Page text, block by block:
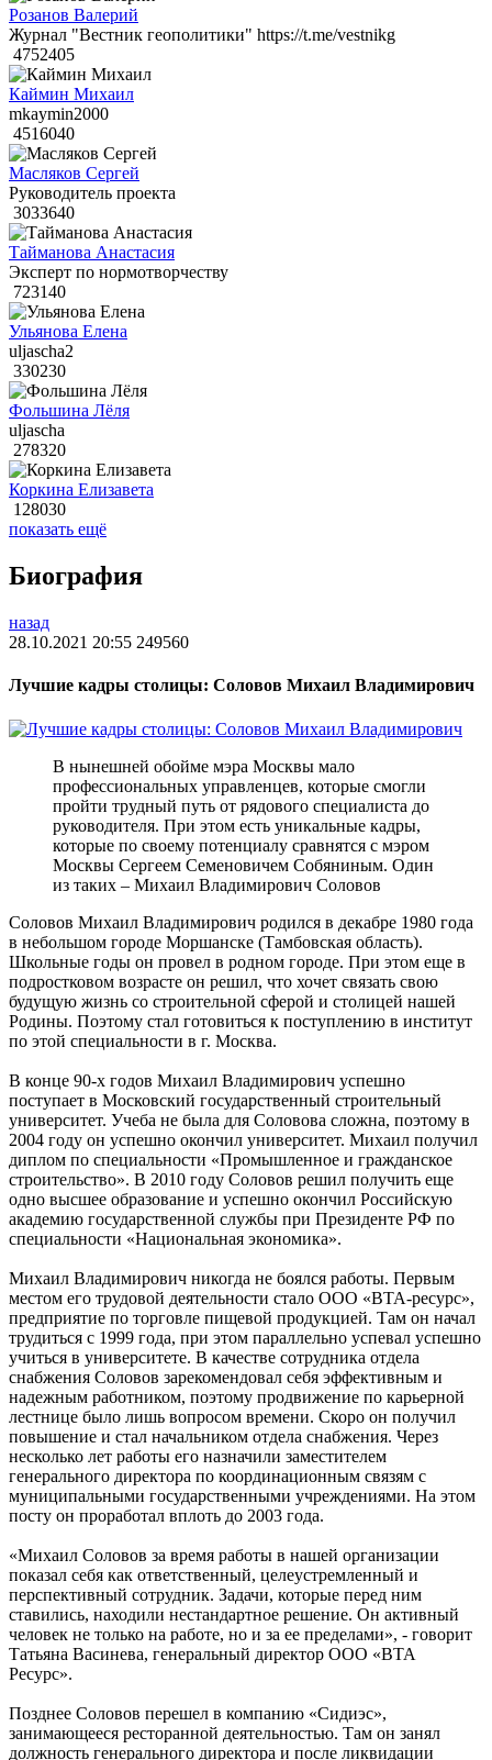
Розанов Валерий
Журнал "Вестник геополитики" https://t.me/vestnikg
4752405
Каймин Михаил
mkaymin2000
4516040
Масляков Сергей
Руководитель проекта
3033640
Тайманова Анастасия
Эксперт по нормотворчеству
723140
Ульянова Елена
uljascha2
330230
Фольшина Лёля
uljascha
278320
Коркина Елизавета
128030
показать ещё
Биография
назад
28.10.2021 20:55 249560
Лучшие кадры столицы: Соловов Михаил Владимирович
В нынешней обойме мэра Москвы мало
профессиональных управленцев, которые смогли
пройти трудный путь от рядового специалиста до
руководителя. При этом есть уникальные кадры,
которые по своему потенциалу сравнятся с мэром
Москвы Сергеем Семеновичем Собяниным. Один
из таких – Михаил Владимирович Соловов
Соловов Михаил Владимирович родился в декабре 1980 года
в небольшом городе Моршанске (Тамбовская область).
Школьные годы он провел в родном городе. При этом еще в
подростковом возрасте он решил, что хочет связать свою
будущую жизнь со строительной сферой и столицей нашей
Родины. Поэтому стал готовиться к поступлению в институт
по этой специальности в г. Москва.
В конце 90-х годов Михаил Владимирович успешно
поступает в Московский государственный строительный
университет. Учеба не была для Соловова сложна, поэтому в
2004 году он успешно окончил университет. Михаил получил
диплом по специальности «Промышленное и гражданское
строительство». В 2010 году Соловов решил получить еще
одно высшее образование и успешно окончил Российскую
академию государственной службы при Президенте РФ по
специальности «Национальная экономика».
Михаил Владимирович никогда не боялся работы. Первым
местом его трудовой деятельности стало ООО «ВТА-ресурс»,
предприятие по торговле пищевой продукцией. Там он начал
трудиться с 1999 года, при этом параллельно успевал успешно
учиться в университете. В качестве сотрудника отдела
снабжения Соловов зарекомендовал себя эффективным и
надежным работником, поэтому продвижение по карьерной
лестнице было лишь вопросом времени. Скоро он получил
повышение и стал начальником отдела снабжения. Через
несколько лет работы его назначили заместителем
генерального директора по координационным связям с
муниципальными государственными учреждениями. На этом
посту он проработал вплоть до 2003 года.
«Михаил Соловов за время работы в нашей организации
показал себя как ответственный, целеустремленный и
перспективный сотрудник. Задачи, которые перед ним
ставились, находили нестандартное решение. Он активный
человек не только на работе, но и за ее пределами», - говорит
Татьяна Васинева, генеральный директор ООО «ВТА
Ресурс».
Позднее Соловов перешел в компанию «Сидиэс»,
занимающееся ресторанной деятельностью. Там он занял
должность генерального директора и после ликвидации